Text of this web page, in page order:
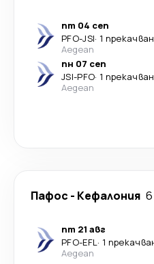
пт 04 сеп
PFO-JSI· 1
Aegean
пн 07 сеп
JSI-PFO· 1
Aegean
Пафос - Кефалония
пт 21 авг
PFO-EFL· 1
Aegean